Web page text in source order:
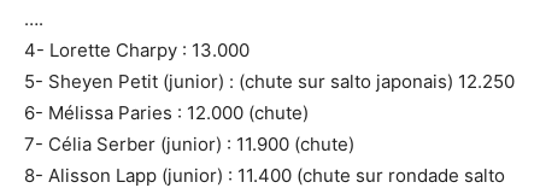
….
4- Lorette Charpy : 13.000
5- Sheyen Petit (junior) : (chute sur salto japonais) 12.250
6- Mélissa Paries : 12.000 (chute)
7- Célia Serber (junior) : 11.900 (chute)
8- Alisson Lapp (junior) : 11.400 (chute sur rondade salto